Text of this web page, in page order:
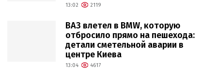
13:02 2119
ВАЗ влетел в BMW, которую
отбросило прямо на пешехода:
детали сметельной аварии в
центре Киева
13:04 4617